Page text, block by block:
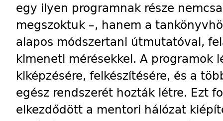
egy ilyen programnak része
megszoktuk –, hanem a
alapos módszertani útmu­tatóval,
kimeneti mérésekkel. A programok
kiképzésére, felkészítésére, és a
egész rendszerét hozták létre. Ezt
elkezdődött a mentori hálózat